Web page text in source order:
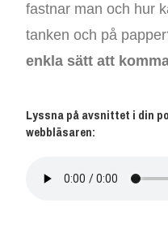
fastnar man och hur
tanken och på
enkla sätt att
Lyssna på avsnittet i din
webbläsaren: